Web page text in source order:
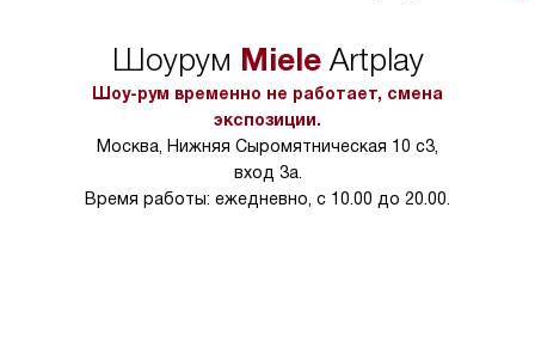
Шоурум MieleArtplay
Шоу-рум временно не работает, смена
экспозиции.
Москва, Нижняя Сыромятническая 10 с3,
вход 3а.
Время работы: ежедневно, с 10.00 до 20.00.